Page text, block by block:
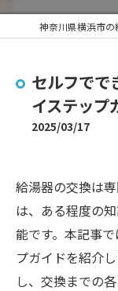
セルフでで
イステップ
2025/03/17
給湯器の交換は
は、ある程度の
能です。本記事
プガイドを紹介
し、交換までの